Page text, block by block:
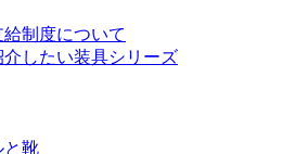
制度について
したい装具シリーズ
と靴